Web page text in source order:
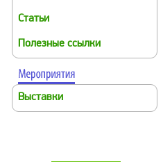
Статьи
Полезные ссылки
Выставки